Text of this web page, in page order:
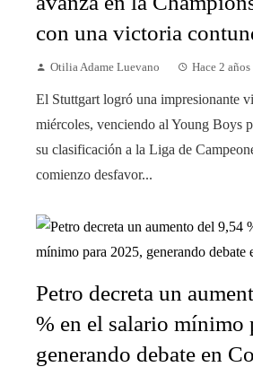
con una victoria
Otilia Adame Luevano Hace 2 años
El Stuttgart logró una impresionante
miércoles, venciendo al Young Boys
su clasificación a la Liga de
comienzo desfavor...
Petro decreta un
% en el salario mínimo
generando debate en